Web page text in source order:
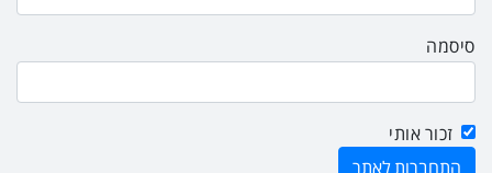
סיסמה
זכור אותי